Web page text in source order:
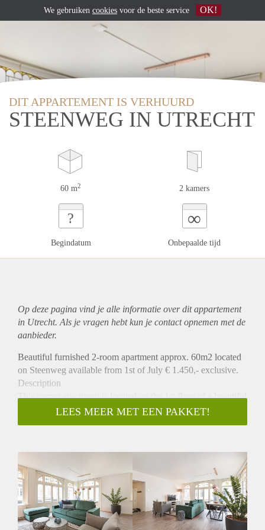
DIT APPARTEMENT IS VERHUURD
STEENWEG IN UTRECHT
60 m2 2 kamers
?
Begindatum
∞
Onbepaalde tijd
Op deze pagina vind je alle informatie over ditappartement
in Utrecht. Als je vragen hebt kun je contact opnemen met de
aanbieder.
Beautiful furnished 2-room apartment approx. 60m2 located
on Steenweg available from 1st of July € 1.450,- exclusive.
Description
This corner apartment is located on the 1st floor of a beautiful
building with authentic details. The apartment has a spacious
living room with open kitchen that is equipped with a
bathroom with a shower, sink and washing machine
connection. There is a separate toilet. In short, a great
apartment in the centre of Utrecht.
Location
This beautiful apartment is located in the city centre of
LEES MEER MET EEN PAKKET!
We gebruiken cookies voor de beste service OK!